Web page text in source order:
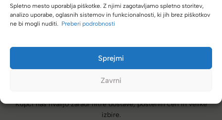
Spletno mesto uporablja piškotke. Z njimi zagotavljamo spletno storitev,
analizo uporabe, oglasnih sistemov in funkcionalnosti, ki jih brez piškotkov
ne bi mogli nuditi. Preberi podrobnosti
Sprejmi
Zavrni
Kupci nas hvalijo zaradi hitre dostave, poštenih cen in velike
izbire.